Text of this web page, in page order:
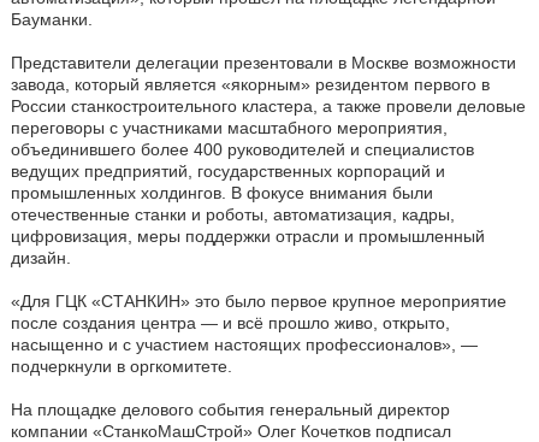
Бауманки.
Представители делегации презентовали в Москве возможности
завода, который является «якорным» резидентом первого в
России станкостроительного кластера, а также провели деловые
переговоры с участниками масштабного мероприятия,
объединившего более 400 руководителей и специалистов
ведущих предприятий, государственных корпораций и
промышленных холдингов. В фокусе внимания были
отечественные станки и роботы, автоматизация, кадры,
цифровизация, меры поддержки отрасли и промышленный
дизайн.
«Для ГЦК «СТАНКИН» это было первое крупное мероприятие
после создания центра — и всё прошло живо, открыто,
насыщенно и с участием настоящих профессионалов», —
подчеркнули в оргкомитете.
На площадке делового события генеральный директор
компании «СтанкоМашСтрой» Олег Кочетков подписал